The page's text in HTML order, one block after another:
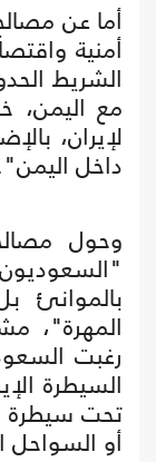
أما عن
أمنية
مع اليمن،
لإيران،
داخل
وحول
بالموانئ
المهرة"،
رغبت
السيطرة
تحت سيطرة
أو السواحل